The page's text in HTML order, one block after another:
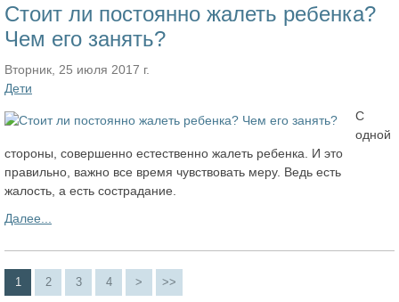
Стоит ли постоянно жалеть ребенка?
Чем его занять?
Вторник, 25 июля 2017 г.
Дети
С
одной
стороны, совершенно естественно жалеть ребенка. И это
правильно, важно все время чувствовать меру. Ведь есть
жалость, а есть сострадание.
Далее...
1 2 3 4 > >>